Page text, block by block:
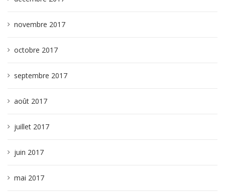
novembre 2017
octobre 2017
septembre 2017
août 2017
juillet 2017
juin 2017
mai 2017